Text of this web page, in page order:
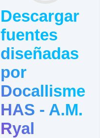
Descargar
fuentes
diseñadas
por
Docallisme
HAS - A.M.
Ryal